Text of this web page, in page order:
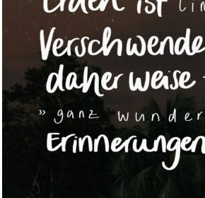
Classic Cantabile AS-